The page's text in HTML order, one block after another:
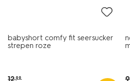
babyshort comfy fit seersucker
strepen roze
12.99 9